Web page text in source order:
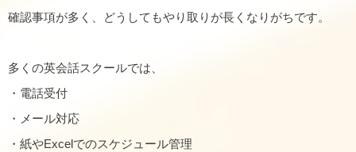
確認事項が多く、どうしてもやり取りが長くなりがちです。
多くの英会話スクールでは、
・電話受付
・メール対応
・紙やExcelでのスケジュール管理